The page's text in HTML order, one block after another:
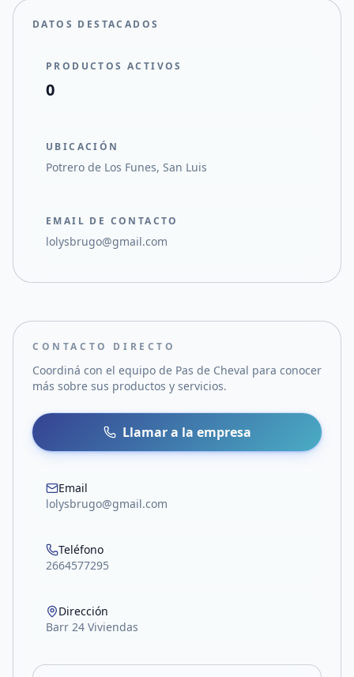
DATOS DESTACADOS
PRODUCTOS ACTIVOS
0
UBICACIÓN
Potrero de Los Funes, San Luis
EMAIL DE CONTACTO
lolysbrugo@gmail.com
CONTACTO DIRECTO
Coordiná con el equipo de Pas de Cheval para conocer
más sobre sus productos y servicios.
Llamar a la empresa
Email
lolysbrugo@gmail.com
Teléfono
2664577295
Dirección
Barr 24 Viviendas